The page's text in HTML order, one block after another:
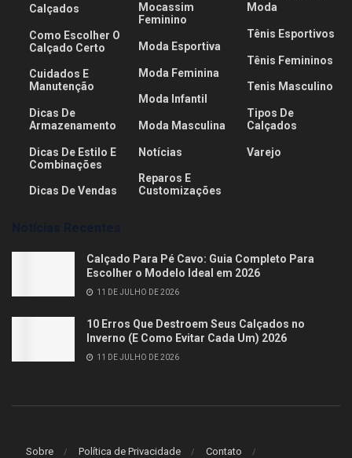
Calçados
Como Escolher O
Calçado Certo
Cuidados E
Manutenção
Dicas De
Armazenamento
Dicas De Estilo E
Combinações
Dicas De Vendas
Mocassim
Feminino
Moda Esportiva
Moda Feminina
Moda Infantil
Moda Masculina
Notícias
Reparos E
Customizações
Moda
Tênis Esportivos
Tênis Femininos
Tenis Masculino
Tipos De
Calçados
Varejo
Calçado Para Pé Cavo: Guia Completo Para
Escolher o Modelo Ideal em 2026
11 DE JULHO DE 2026
10 Erros Que Destroem Seus Calçados no
Inverno (E Como Evitar Cada Um) 2026
11 DE JULHO DE 2026
Sobre Política de Privacidade
Contato